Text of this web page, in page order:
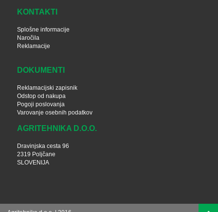
KONTAKTI
Splošne informacije
Naročila
Reklamacije
DOKUMENTI
Reklamacijski zapisnik
Odstop od nakupa
Pogoji poslovanja
Varovanje osebnih podatkov
AGRITEHNIKA D.O.O.
Dravinjska cesta 96
2319 Poljčane
SLOVENIJA